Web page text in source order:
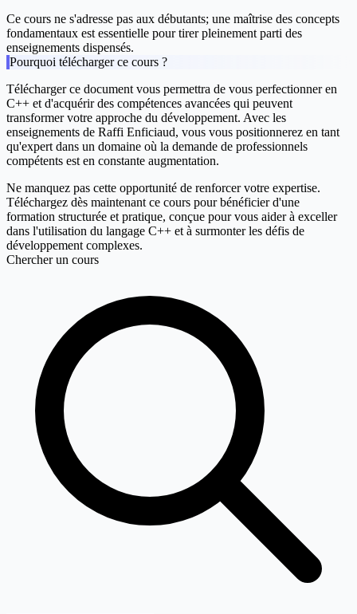
Ce cours ne s'adresse pas aux débutants; une maîtrise des concepts
fondamentaux est essentielle pour tirer pleinement parti des
enseignements dispensés.
Pourquoi télécharger ce cours ?
Télécharger ce document vous permettra de vous perfectionner en
C++ et d'acquérir des compétences avancées qui peuvent
transformer votre approche du développement. Avec les
enseignements de Raffi Enficiaud, vous vous positionnerez en tant
qu'expert dans un domaine où la demande de professionnels
compétents est en constante augmentation.
Ne manquez pas cette opportunité de renforcer votre expertise.
Téléchargez dès maintenant ce cours pour bénéficier d'une
formation structurée et pratique, conçue pour vous aider à exceller
dans l'utilisation du langage C++ et à surmonter les défis de
développement complexes.
Chercher un cours